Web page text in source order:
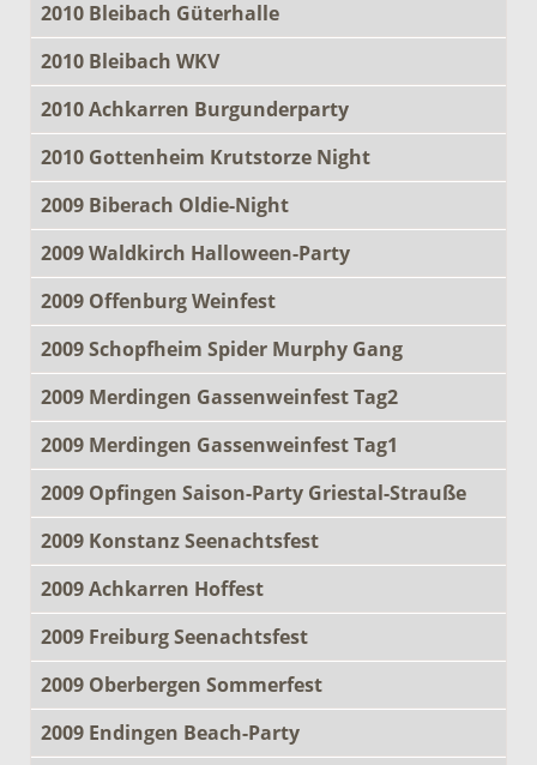
2010 Bleibach Güterhalle
2010 Bleibach WKV
2010 Achkarren Burgunderparty
2010 Gottenheim Krutstorze Night
2009 Biberach Oldie-Night
2009 Waldkirch Halloween-Party
2009 Offenburg Weinfest
2009 Schopfheim Spider Murphy Gang
2009 Merdingen Gassenweinfest Tag2
2009 Merdingen Gassenweinfest Tag1
2009 Opfingen Saison-Party Griestal-Strauße
2009 Konstanz Seenachtsfest
2009 Achkarren Hoffest
2009 Freiburg Seenachtsfest
2009 Oberbergen Sommerfest
2009 Endingen Beach-Party